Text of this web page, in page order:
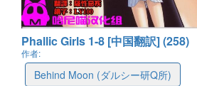
Phallic Girls 1-8 [中国翻訳] (258)
作者:
Behind Moon (ダルシー研Q所)